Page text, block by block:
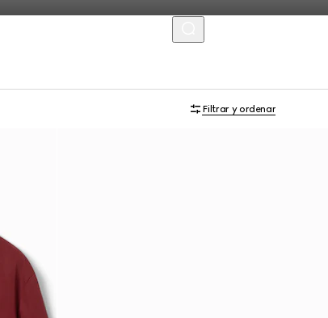
Filtrar y ordenar